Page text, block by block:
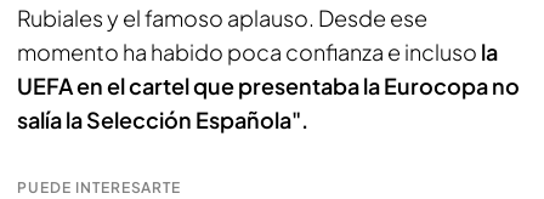
Rubiales y el famoso aplauso. Desde ese
momento ha habido poca confianza e incluso la
UEFA en el cartel que presentaba la Eurocopa no
salía la Selección Española".
PUEDE INTERESARTE